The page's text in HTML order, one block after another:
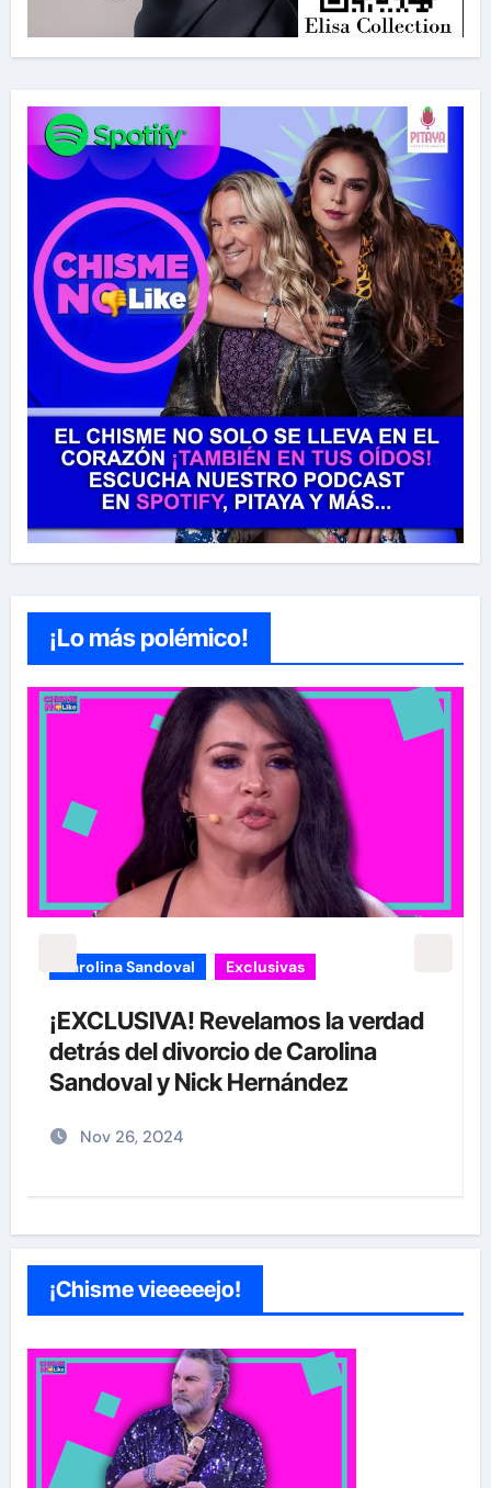
¡Lo más polémico!
carolina Sandoval Exclusivas
¡EXCLUSIVA! Revelamos la verdad
detrás del divorcio de Carolina
Sandoval y Nick Hernández
Nov 26, 2024
¡Chisme vieeeeejo!